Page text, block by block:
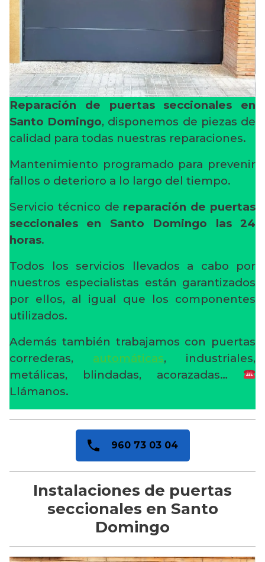
Reparación de puertas seccionales en
Santo Domingo, disponemos de piezas de
calidad para todas nuestras reparaciones.
Mantenimiento programado para prevenir
fallos o deterioro a lo largo del tiempo.
Servicio técnico de reparación de puertas
seccionales en Santo Domingo
las 24
horas.
Todos los servicios llevados a cabo por
nuestros especialistas están garantizados
por ellos, al igual que los componentes
utilizados.
Además también trabajamos con puertas
correderas, automáticas, industriales,
metálicas, blindadas, acorazadas…
Llámanos.
960 73 03 04
Instalaciones de puertas
seccionales en Santo
Domingo